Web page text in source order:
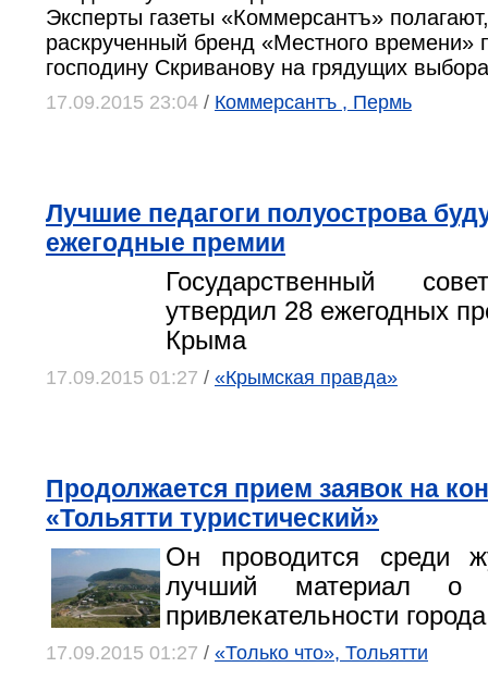
Эксперты газеты «Коммерсантъ»
раскрученный бренд «Местного времени»
господину Скриванову на грядущих
17.09.2015 23:04 / Коммерсантъ , Пермь
Лучшие педагоги полуострова
ежегодные премии
Государственный
утвердил 28 ежегодных
Крыма
17.09.2015 01:27 / «Крымская правда»
Продолжается прием заявок на
«Тольятти туристический»
Он проводится среди
лучший материал о
привлекательности
17.09.2015 01:27 / «Только что», Тольятти